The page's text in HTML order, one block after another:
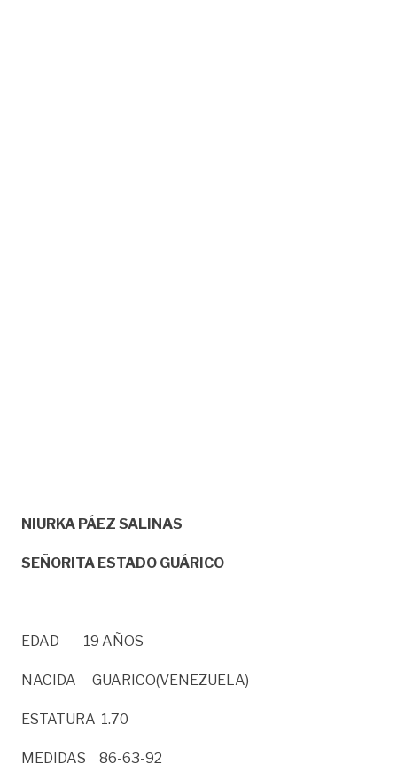
NIURKA PÁEZ SALINAS
SEÑORITA ESTADO GUÁRICO
EDAD 19 AÑOS
NACIDA GUARICO(VENEZUELA)
ESTATURA 1.70
MEDIDAS 86-63-92